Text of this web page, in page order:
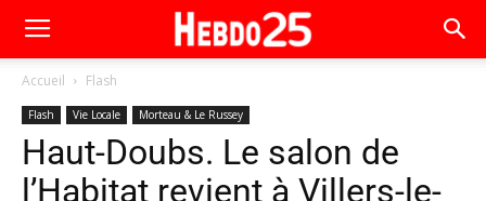
Accueil Flash
Flash Vie Locale Morteau & Le Russey
Haut-Doubs. Le salon de
l’Habitat revient à Villers-le-